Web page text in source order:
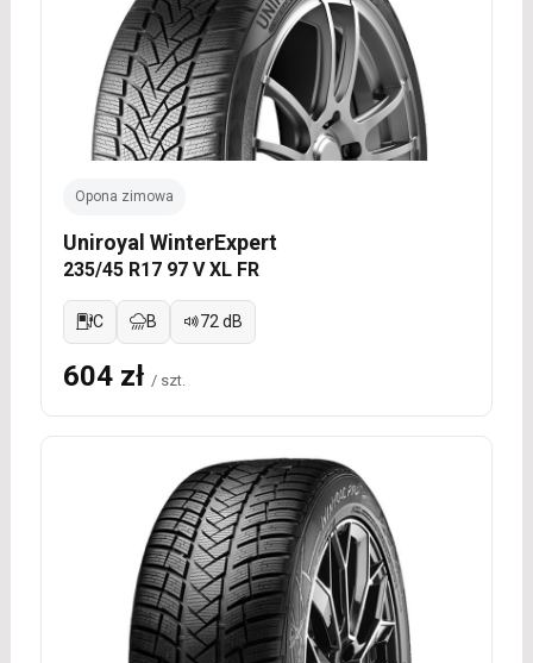
Opona zimowa
Uniroyal WinterExpert
235/45 R17 97 V XL FR
C B 72 dB
604 zł / szt.